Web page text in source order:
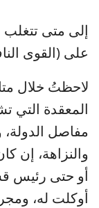
إلى متى تتغلب
على (القوى
لاحظتُ خلال
المعقدة التي
مفاصل
والنزاهة، إن
أو حتى رئيس
أوكلت له،